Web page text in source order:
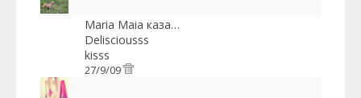
Maria Maia каза…
Delisciousss
kisss
27/9/09